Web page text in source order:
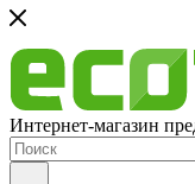
Интернет-магазин